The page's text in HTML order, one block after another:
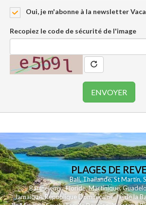
Oui, je m'abonne à la newsletter
Recopiez le code de sécurité de l'image
PLAGES DE REVE
Bali,Thailande,St Martin,
Barthelemy,Floride,Martinique,
Jamaique,Republique Dominicaine,Ile de la